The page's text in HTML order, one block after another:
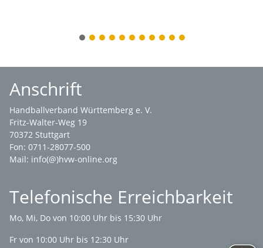
1 2 3 4 5 6 7 8 9 1011
Anschrift
Handballverband Württemberg e. V.
Fritz-Walter-Weg 19
70372 Stuttgart
Fon: 0711-28077-500
Mail: info(@)hvw-online.org
Telefonische Erreichbarkeit
Mo, Mi, Do von 10:00 Uhr bis 15:30 Uhr
Fr von 10:00 Uhr bis 12:30 Uhr